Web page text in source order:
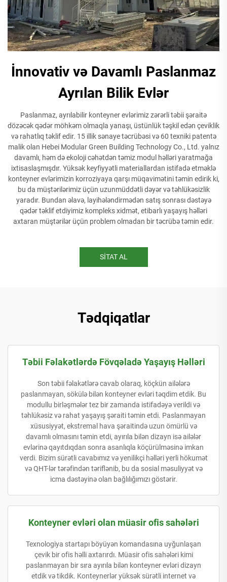
İnnovativ və Davamlı Paslanmaz
Ayrılan Bilik Evlər
Paslanmaz, ayrılabilir konteyner evlərimiz zərərli təbii şəraitə
dözəcək qədər möhkəm olmaqla yanaşı, üstünlük təşkil edən çeviklik
və rahatlıq təklif edir. 15 illik sənaye təcrübəsi və 60 texniki patentə
malik olan Hebei Modular Green Building Technology Co., Ltd. yalnız
davamlı, həm də ekoloji cəhətdən təmiz modul həlləri yaratmağa
ixtisaslaşmışdır. Yüksək keyfiyyətli materiallardan istifadə etməklə
konteyner evlərimizin korroziyaya qarşı müqavimətini təmin edirik ki,
bu da müştərilərimiz üçün uzunmüddətli dəyər və təhlükəsizlik
yaradır. Bundan əlavə, layihələndirmədən satış sonrası dəstəyə
qədər təklif etdiyimiz kompleks xidmət, etibarlı yaşayış həlləri
axtaran müştərilər üçün problem olmadan bir təcrübə təmin edir.
SİTAT AL
Tədqiqatlar
Təbii Fəlakətlərdə Fövqəladə Yaşayış Həlləri
Son təbii fəlakətlərə cavab olaraq, köçkün ailələrə
paslanmayan, sökülə bilən konteyner evləri təqdim etdik. Bu
modullu birləşmələr tez bir zamanda istifadəyə verildi və
təhlükəsiz və rahat yaşayış şəraiti təmin etdi. Paslanmayan
xüsusiyyət, ekstremal hava şəraitində uzun ömürlü və
davamlı olmasını təmin etdi, ayırıla bilən dizayn isə ailələr
evlərinə qayıtdıqdan sonra asanlıqla köçürülməsinə imkan
verdi. Bizim sürətli cavabımız və yenilikçi həlləri yerli hökumət
və QHT-lər tərəfindən təriflənib, bu da sosial məsuliyyət və
icma dəstəyinə olan bağlılığımızı göstərir.
Konteyner evləri olan müasir ofis sahələri
Texnologiya startapı böyüyən komandasına uyğunlaşan
çevik bir ofis həlli axtarırdı. Müasir ofis sahələri kimi
paslanmayan bir sıra ayırıla bilən konteyner evləri dizayn
etdik və tikdik. Konteynerlər yüksək sürətli internet və